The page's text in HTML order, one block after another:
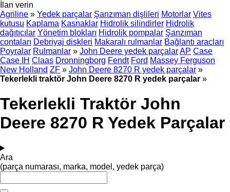
İlan verin
Agriline » Yedek parçalar Şanzıman dişlileri Motorlar Vites
kutusu Kaplama Kasnaklar Hidrolik silindirler Hidrolik
dağıtıcılar Yönetim blokları Hidrolik pompalar Şanzıman
contaları Debriyaj diskleri Makaralı rulmanlar Bağlantı aracları
Poyralar Rulmanlar » John Deere yedek parçalarAP Case
Case IH Claas Dronningborg Fendt Ford Massey Ferguson
New Holland ZF » John Deere 8270 R yedek parçalar »
Tekerlekli traktör John Deere 8270 R yedek parçalar »
Tekerlekli Traktör John
Deere 8270 R Yedek Parçalar
Ara
(parça numarası, marka, model, yedek parça)